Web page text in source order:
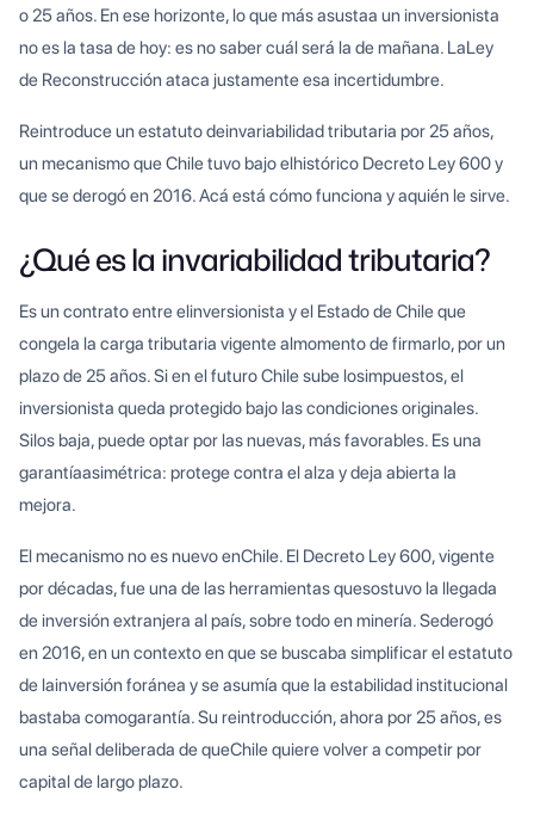
o 25 años. En ese horizonte, lo que más asustaa un inversionista
no es la tasa de hoy: es no saber cuál será la de mañana. LaLey
de Reconstrucción ataca justamente esa incertidumbre.
Reintroduce un estatuto deinvariabilidad tributaria por 25 años,
un mecanismo que Chile tuvo bajo elhistórico Decreto Ley 600 y
que se derogó en 2016. Acá está cómo funciona y aquién le sirve.
¿Qué es la invariabilidad tributaria?
Es un contrato entre elinversionista y el Estado de Chile que
congela la carga tributaria vigente almomento de firmarlo, por un
plazo de 25 años. Si en el futuro Chile sube losimpuestos, el
inversionista queda protegido bajo las condiciones originales.
Silos baja, puede optar por las nuevas, más favorables. Es una
garantíaasimétrica: protege contra el alza y deja abierta la
mejora.
El mecanismo no es nuevo enChile. El Decreto Ley 600, vigente
por décadas, fue una de las herramientas quesostuvo la llegada
de inversión extranjera al país, sobre todo en minería. Sederogó
en 2016, en un contexto en que se buscaba simplificar el estatuto
de lainversión foránea y se asumía que la estabilidad institucional
bastaba comogarantía. Su reintroducción, ahora por 25 años, es
una señal deliberada de queChile quiere volver a competir por
capital de largo plazo.